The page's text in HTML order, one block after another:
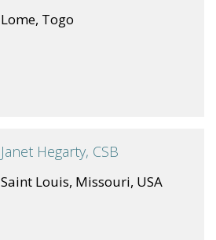
Lome, Togo
Janet Hegarty, CSB
Saint Louis, Missouri, USA